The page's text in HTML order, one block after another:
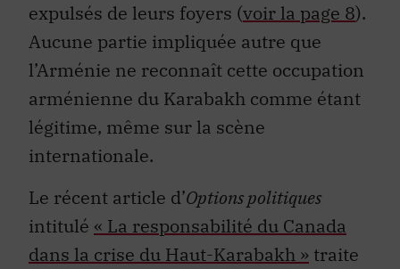
expulsés de leurs foyers (voir la page 8).
Aucune partie impliquée autre que
l’Arménie ne reconnaît cette occupation
arménienne du Karabakh comme étant
légitime, même sur la scène
internationale.
Le récent article d’Options politiques
intitulé « La responsabilité du Canada
dans la crise du Haut-Karabakh » traite